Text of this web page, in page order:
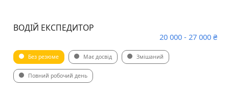
ВОДІЙ ЕКСПЕДИТОР
20 000 - 27 000 ₴
Без резюме Має досвід Змішаний
Повний робочий день